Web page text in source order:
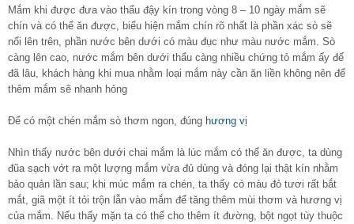
Mắm khi được đưa vào thẩu đậy kín trong vòng 8 – 10 ngày mắm sẽ
chín và có thể ăn được, biểu hiện mắm chín rõ nhất là phần xác sò sẽ
nổi lên trên, phần nước bên dưới có màu đục như màu nước mắm. Sò
càng lên cao, nước mắm bên dưới thẩu càng nhiều chứng tỏ mắm ấy để
đã lâu, khách hàng khi mua nhằm loại mắm này cần ăn liền không nên để
thêm mắm sẽ nhanh hỏng
Để có một chén mắm sò thơm ngon, đúng hương vị
Nhìn thấy nước bên dưới chai mắm là lúc mắm có thể ăn được, ta dùng
đũa sạch vớt ra một lượng mắm vừa đủ dùng và đóng lại thật kín nhằm
bảo quản lần sau; khi múc mắm ra chén, ta thấy có màu đỏ tươi rất bắt
mắt, giã một ít tỏi trộn lẫn vào mắm để tăng thêm mùi thơm và hương vị
của mắm. Nếu thấy mặn ta có thể cho thêm ít đường, bột ngọt tùy thuộc